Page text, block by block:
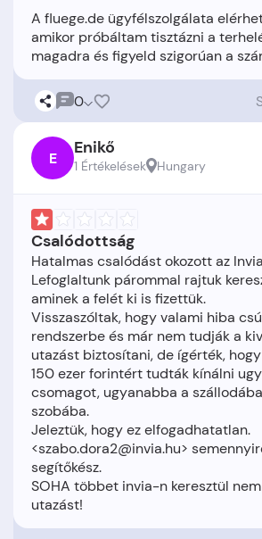
A fluege.de ügyfélszolgálata
amikor próbáltam tisztázni a
0
E Enikő
1 Értékelések Hungary
Csalódottság
Hatalmas csalódást okozott az
Lefoglaltunk párommal rajtuk
aminek a felét ki is fizettük.
Visszaszóltak, hogy valami hiba
rendszerbe és már nem tudják a
utazást biztosítani, de ígérték,
150 ezer forintért tudták kínálni
csomagot, ugyanabba a
szobába.
Jeleztük, hogy ez elfogadhatatlan.
<szabo.dora2@invia.hu>
segítőkész.
SOHA többet invia-n keresztül